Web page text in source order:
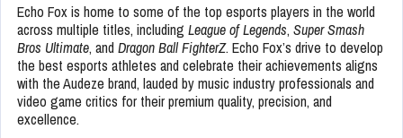
Echo Fox is home to some of the top esports players in the world
across multiple titles, including League of Legends, Super Smash
Bros Ultimate, and Dragon Ball FighterZ. Echo Fox’s drive to develop
the best esports athletes and celebrate their achievements aligns
with the Audeze brand, lauded by music industry professionals and
video game critics for their premium quality, precision, and
excellence.